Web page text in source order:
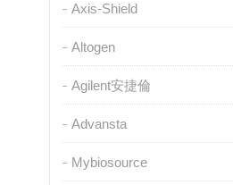
Axis-Shield
Altogen
Agilent安捷倫
Advansta
Mybiosource